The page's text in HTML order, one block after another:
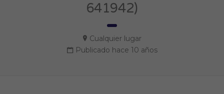
641942)
Cualquier lugar
Publicado hace 10 años